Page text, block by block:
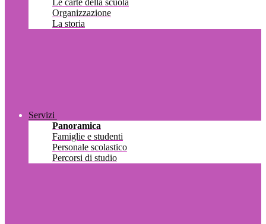
Le carte della scuola
Organizzazione
La storia
Servizi
Panoramica
Famiglie e studenti
Personale scolastico
Percorsi di studio